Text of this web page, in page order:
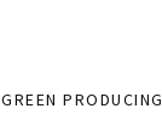
GREEN PRODUCING